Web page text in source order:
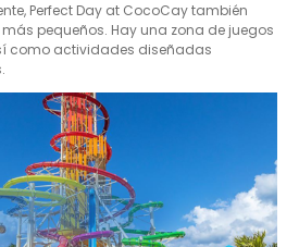
Perfect Day at CocoCay también
pequeños. Hay una zona de juegos
como actividades diseñadas